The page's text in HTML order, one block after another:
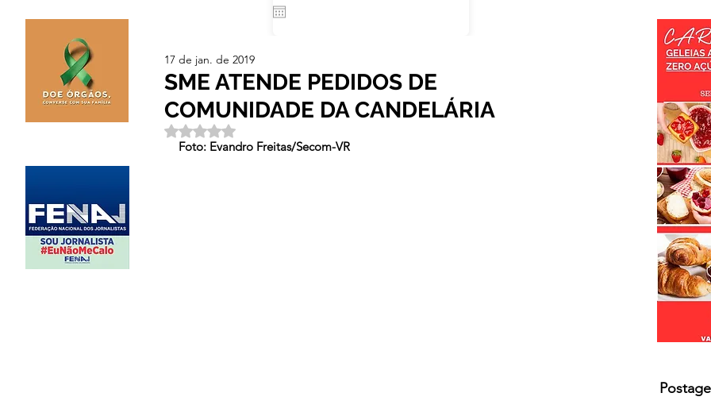
SME ATENDE PEDIDOS DE
COMUNIDADE DA CANDELÁRIA
17 de jan. de 2019
Avaliado com NaN de 5 estrelas.
Foto: Evandro Freitas/Secom-VR